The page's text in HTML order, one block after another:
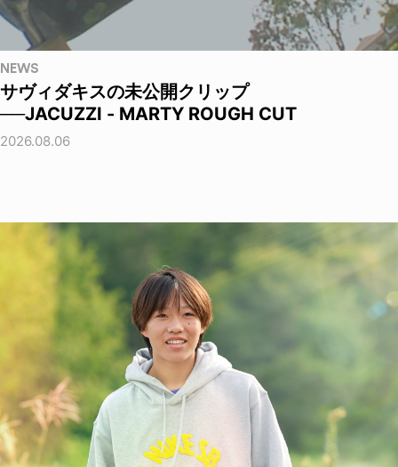
NEWS
サヴィダキスの未公開クリップ
──JACUZZI - MARTY ROUGH CUT
2026.08.06